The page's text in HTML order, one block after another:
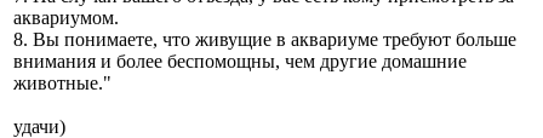
аквариумом.
8. Вы понимаете, что живущие в аквариуме требуют больше
внимания и более беспомощны, чем другие домашние
животные."
удачи)